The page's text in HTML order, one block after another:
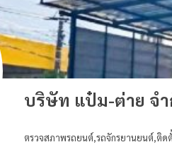
บริษัท แป๋ม-ต่าย จ
ตรวจสภาพรถยนต์,รถจักรยานยนต์,ติด